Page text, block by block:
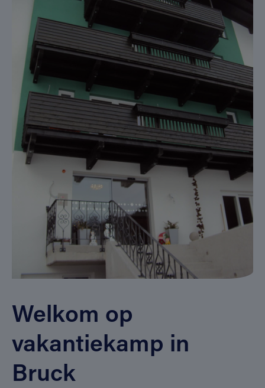
Welkom op
vakantiekamp in
Bruck